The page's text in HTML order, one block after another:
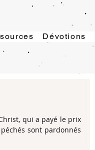
Dévotions
qui a payé le prix
sont pardonnés